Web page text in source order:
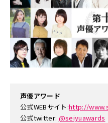
声優アワード
公式WEBサイト:http://
公式twitter: @seiyuawards